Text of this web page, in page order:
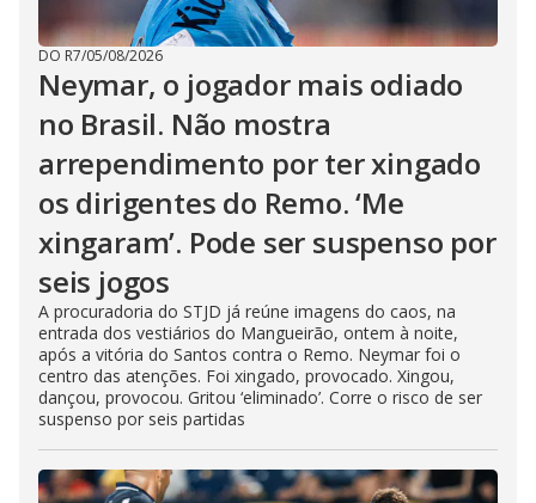
DO R7/05/08/2026
Neymar, o jogador mais odiado
no Brasil. Não mostra
arrependimento por ter xingado
os dirigentes do Remo. ‘Me
xingaram’. Pode ser suspenso por
seis jogos
A procuradoria do STJD já reúne imagens do caos, na
entrada dos vestiários do Mangueirão, ontem à noite,
após a vitória do Santos contra o Remo. Neymar foi o
centro das atenções. Foi xingado, provocado. Xingou,
dançou, provocou. Gritou ‘eliminado’. Corre o risco de ser
suspenso por seis partidas